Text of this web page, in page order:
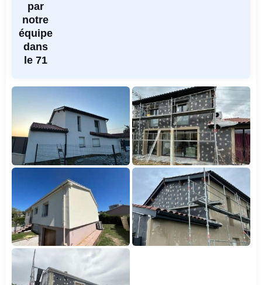
par
notre
équipe
dans
le 71